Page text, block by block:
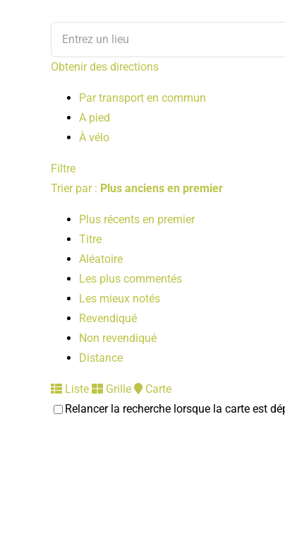
Obtenir des directions
Par transport en commun
A pied
À vélo
Filtre
Trier par : Plus anciens en premier
Plus récents en premier
Titre
Aléatoire
Les plus commentés
Les mieux notés
Revendiqué
Non revendiqué
Distance
Liste Grille
Carte
Relancer la recherche lorsque la carte est